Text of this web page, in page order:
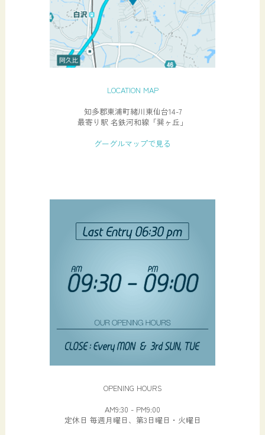
LOCATION MAP
知多郡東浦町緒川東仙台14-7
最寄り駅 名鉄河和線「巽ヶ丘」
グーグルマップで見る
OPENING HOURS
AM9:30 - PM9:00
定休日 毎週月曜日、第3日曜日・火曜日